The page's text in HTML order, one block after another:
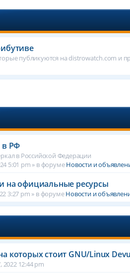
публикуются на distrowatch.com и
в РФ
в Российской Федерации
5:01 pm » в форумеНовости и
на официальные ресурсы
3:27 pm » в форумеНовости и
которых стоит GNU/Linux
2022 12:44 pm